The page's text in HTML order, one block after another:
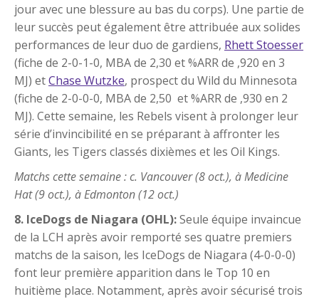
jour avec une blessure au bas du corps). Une partie de
leur succès peut également être attribuée aux solides
performances de leur duo de gardiens, Rhett Stoesser
(fiche de 2-0-1-0, MBA de 2,30 et %ARR de ,920 en 3
MJ) etChase Wutzke, prospect du Wild du Minnesota
(fiche de 2-0-0-0, MBA de 2,50 et %ARR de ,930 en 2
MJ). Cette semaine, les Rebels visent à prolonger leur
série d’invincibilité en se préparant à affronter les
Giants, les Tigers classés dixièmes et les Oil Kings.
Matchs cette semaine : c. Vancouver (8 oct.), à Medicine
Hat (9 oct.), à Edmonton (12 oct.)
8. IceDogs de Niagara (OHL):Seule équipe invaincue
de la LCH après avoir remporté ses quatre premiers
matchs de la saison, les IceDogs de Niagara (4-0-0-0)
font leur première apparition dans le Top 10 en
huitième place. Notamment, après avoir sécurisé trois